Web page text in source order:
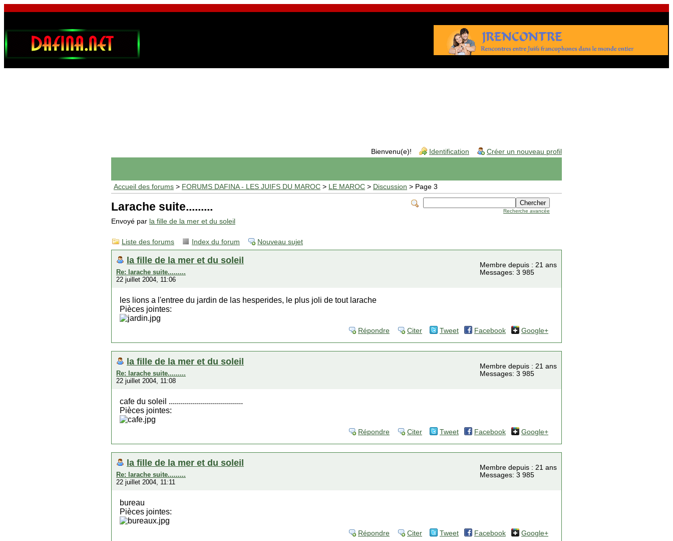
Bienvenu(e)! Identification Créer un nouveau profil
Accueil des forums > FORUMS DAFINA - LES JUIFS DU MAROC > LE MAROC > Discussion > Page 3
Recherche avancée
Larache suite.........
Envoyé par la fille de la mer et du soleil
Liste des forums Index du forum Nouveau sujet
la fille de la mer et du soleil
Re: larache suite.........
22 juillet 2004, 11:06
Membre depuis : 21 ans
Messages: 3 985
les lions a l'entree du jardin de las hesperides, le plus joli de tout larache
Pièces jointes:
Répondre Citer Tweet Facebook Google+
la fille de la mer et du soleil
Re: larache suite.........
22 juillet 2004, 11:08
Membre depuis : 21 ans
Messages: 3 985
cafe du soleil .....................................
Pièces jointes:
Répondre Citer Tweet Facebook Google+
la fille de la mer et du soleil
Re: larache suite.........
22 juillet 2004, 11:11
Membre depuis : 21 ans
Messages: 3 985
bureau
Pièces jointes:
Répondre Citer Tweet Facebook Google+